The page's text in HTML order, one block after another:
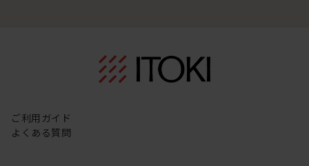
ご利用ガイド
よくある質問